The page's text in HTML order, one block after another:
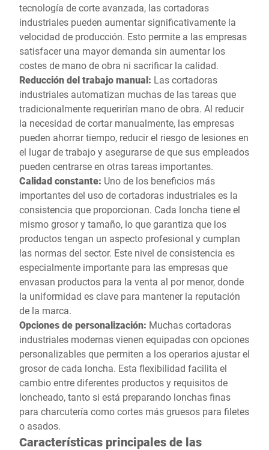
tecnología de corte avanzada, las cortadoras
industriales pueden aumentar significativamente la
velocidad de producción. Esto permite a las empresas
satisfacer una mayor demanda sin aumentar los
costes de mano de obra ni sacrificar la calidad.
Reducción del trabajo manual: Las cortadoras
industriales automatizan muchas de las tareas que
tradicionalmente requerirían mano de obra. Al reducir
la necesidad de cortar manualmente, las empresas
pueden ahorrar tiempo, reducir el riesgo de lesiones en
el lugar de trabajo y asegurarse de que sus empleados
pueden centrarse en otras tareas importantes.
Calidad constante: Uno de los beneficios más
importantes del uso de cortadoras industriales es la
consistencia que proporcionan. Cada loncha tiene el
mismo grosor y tamaño, lo que garantiza que los
productos tengan un aspecto profesional y cumplan
las normas del sector. Este nivel de consistencia es
especialmente importante para las empresas que
envasan productos para la venta al por menor, donde
la uniformidad es clave para mantener la reputación
de la marca.
Opciones de personalización: Muchas cortadoras
industriales modernas vienen equipadas con opciones
personalizables que permiten a los operarios ajustar el
grosor de cada loncha. Esta flexibilidad facilita el
cambio entre diferentes productos y requisitos de
loncheado, tanto si está preparando lonchas finas
para charcutería como cortes más gruesos para filetes
o asados.
Características principales de las